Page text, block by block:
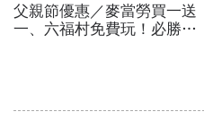
父親節優惠／麥當勞買一送
一、六福村免費玩！必勝